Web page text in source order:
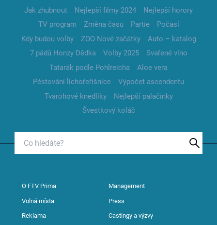
Jak zhubnout Nejlepší filmy 2024
Nejlepší horory
TV program
Změna času Partie
Počasí
Kdy budou volby
ZOO Nové začátky
Auto – katalog
7 pádů Honzy Dědka
Volby 2025
Svařené víno
Tatarák podle Pohlreicha
Aloe vera
Pěstování lichořeřišnice
Výpočet ascendentu
Tvarohové knedlíky
Nejlepší palačinky
Švestkový koláč
O FTV Prima Management
Volná místa Press
Reklama Castingy a výzvy